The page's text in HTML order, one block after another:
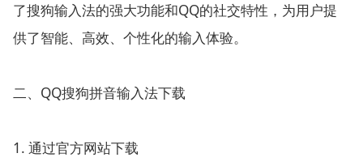
了搜狗输入法的强大功能和QQ的社交特性，为用户提
供了智能、高效、个性化的输入体验。
二、QQ搜狗拼音输入法下载
1. 通过官方网站下载